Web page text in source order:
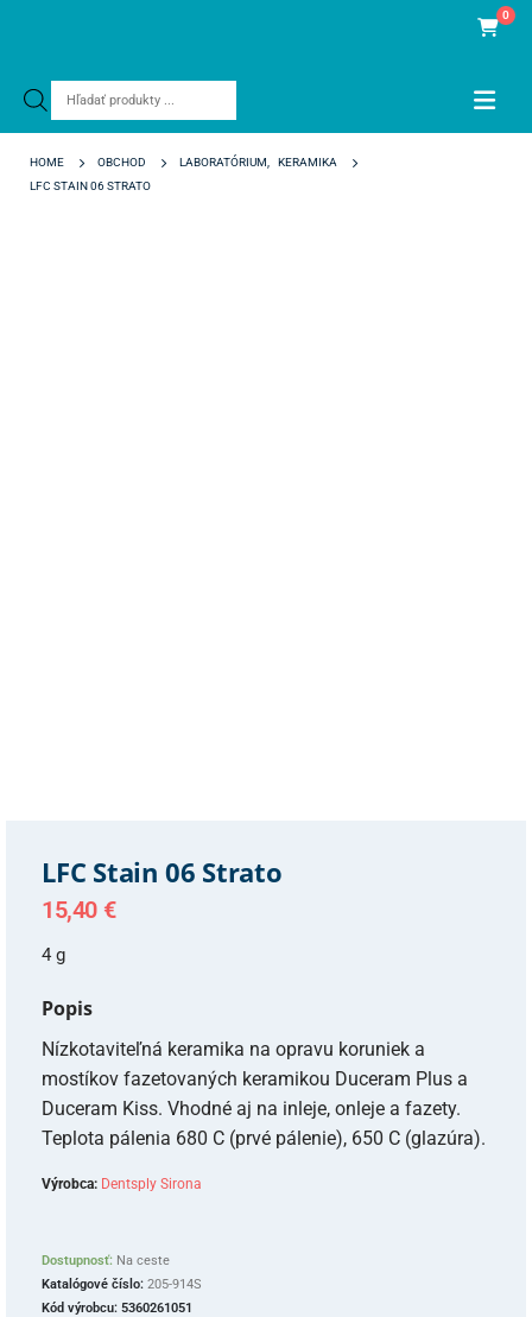
Products
0
HOME OBCHOD LABORATÓRIUM
KERAMIKA
LFC STAIN 06 STRATO
LFC Stain 06 Strato
15,40 €
4 g
Popis
Nízkotaviteľná keramika na opravu koruniek a
mostíkov fazetovaných keramikou Duceram Plus a
Duceram Kiss. Vhodné aj na inleje, onleje a fazety.
Teplota pálenia 680 C (prvé pálenie), 650 C (glazúra).
Výrobca: Dentsply Sirona
Dostupnosť: Na ceste
Katalógové číslo: 205-914S
Kód výrobcu: 5360261051